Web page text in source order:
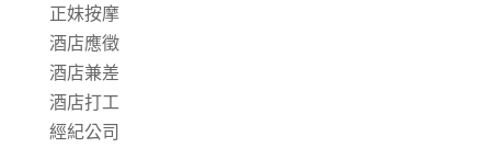
正妹按摩
酒店應徵
酒店兼差
酒店打工
經紀公司